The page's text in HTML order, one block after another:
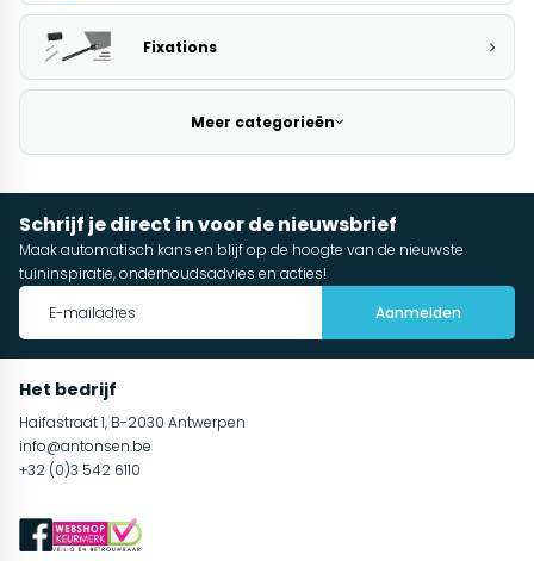
Fixations
Meer categorieën
Schrijf je direct in voor de nieuwsbrief
Maak automatisch kans en blijf op de hoogte van de nieuwste
tuininspiratie, onderhoudsadvies en acties!
Aanmelden
Het bedrijf
Haifastraat 1, B-2030 Antwerpen
info@antonsen.be
+32 (0)3 542 6110